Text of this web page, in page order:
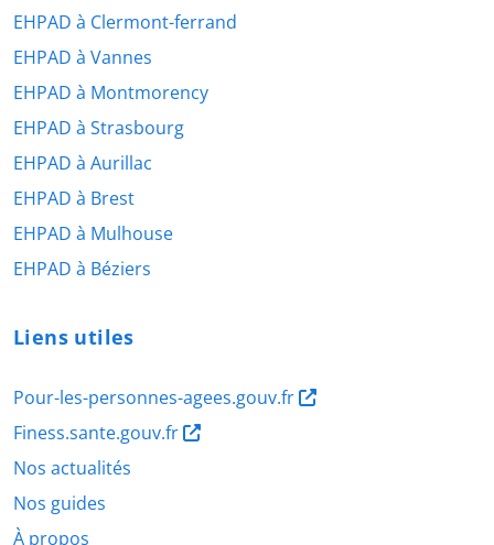
EHPAD à Clermont-ferrand
EHPAD à Vannes
EHPAD à Montmorency
EHPAD à Strasbourg
EHPAD à Aurillac
EHPAD à Brest
EHPAD à Mulhouse
EHPAD à Béziers
Liens utiles
Pour-les-personnes-agees.gouv.fr
Finess.sante.gouv.fr
Nos actualités
Nos guides
À propos